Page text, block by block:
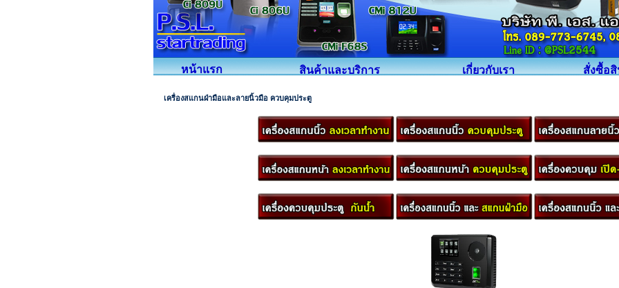
หน้าแรก สินค้าและบริการ เกี่ยวกับเรา สั่งซื้อ
เครื่องสแกนฝ่ามือและลายนิ้วมือ ควบคุมประตู